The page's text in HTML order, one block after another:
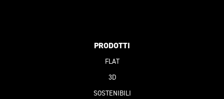
PRODOTTI
FLAT
3D
SOSTENIBILI